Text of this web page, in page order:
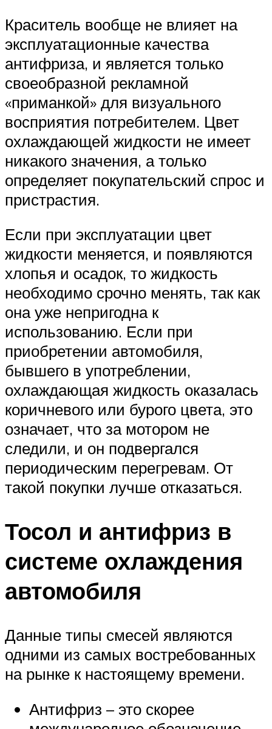
Краситель вообще не влияет на
эксплуатационные качества
антифриза, и является только
своеобразной рекламной
«приманкой» для визуального
восприятия потребителем. Цвет
охлаждающей жидкости не имеет
никакого значения, а только
определяет покупательский спрос и
пристрастия.
Если при эксплуатации цвет
жидкости меняется, и появляются
хлопья и осадок, то жидкость
необходимо срочно менять, так как
она уже непригодна к
использованию. Если при
приобретении автомобиля,
бывшего в употреблении,
охлаждающая жидкость оказалась
коричневого или бурого цвета, это
означает, что за мотором не
следили, и он подвергался
периодическим перегревам. От
такой покупки лучше отказаться.
Тосол и антифриз в
системе охлаждения
автомобиля
Данные типы смесей являются
одними из самых востребованных
на рынке к настоящему времени.
Антифриз – это скорее